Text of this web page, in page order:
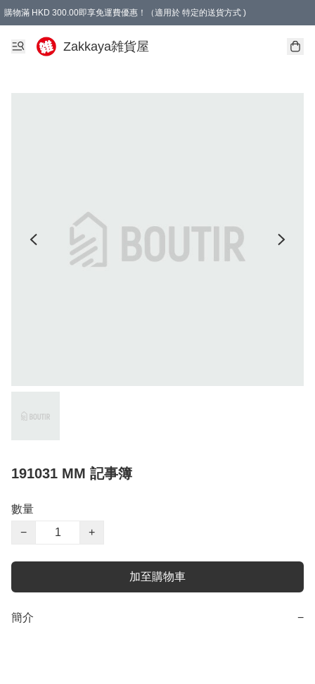
購物滿 HKD 300.00即享免運費優惠！（適用於 特定的送貨方式 )
Zakkaya雑貨屋
191031 MM 記事簿
數量
−
+
加至購物車
簡介 −